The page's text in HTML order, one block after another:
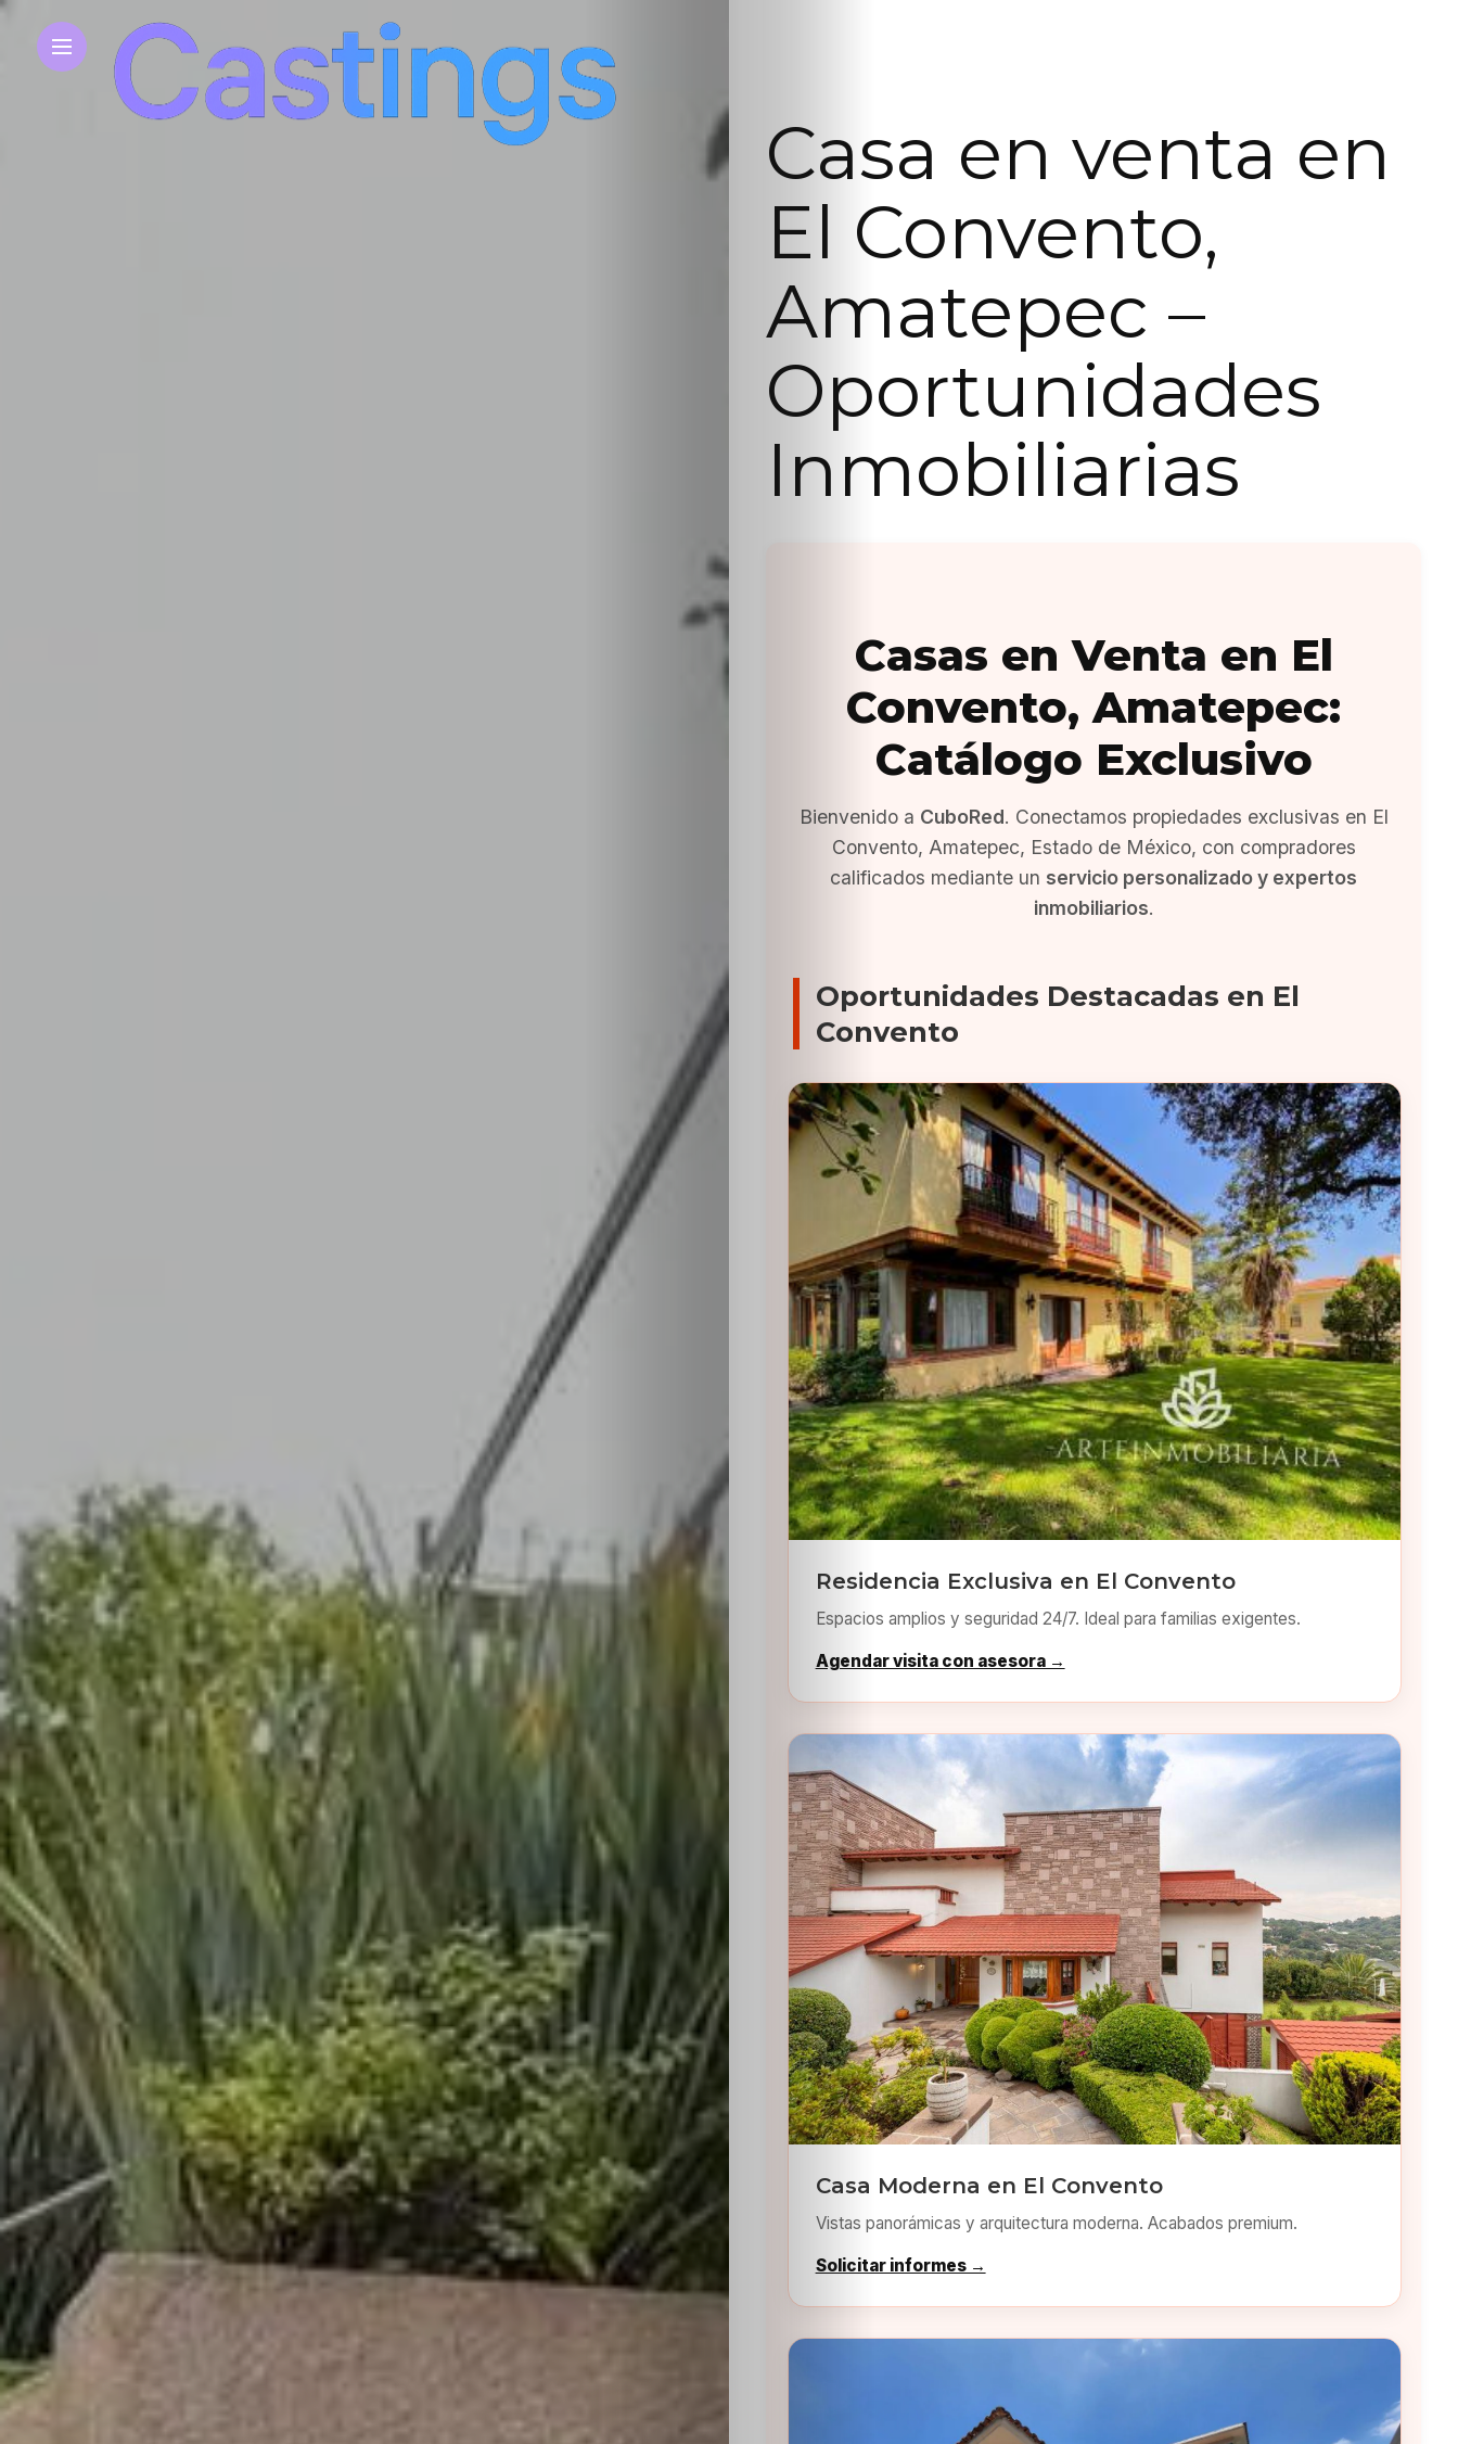
Inicio
Casting
Bershka
Casting
SHEIN
Casa en venta en
El Convento,
Amatepec –
Oportunidades
Inmobiliarias
Casas en Venta en El
Convento, Amatepec:
Catálogo Exclusivo
Bienvenido a CuboRed. Conectamos propiedades exclusivas en El
Convento, Amatepec, Estado de México, con compradores
calificados mediante un servicio personalizado y expertos
inmobiliarios.
Oportunidades Destacadas en El
Convento
Residencia Exclusiva en El Convento
Espacios amplios y seguridad 24/7. Ideal para familias exigentes.
Agendar visita con asesora →
Casa Moderna en El Convento
Vistas panorámicas y arquitectura moderna. Acabados premium.
Solicitar informes →